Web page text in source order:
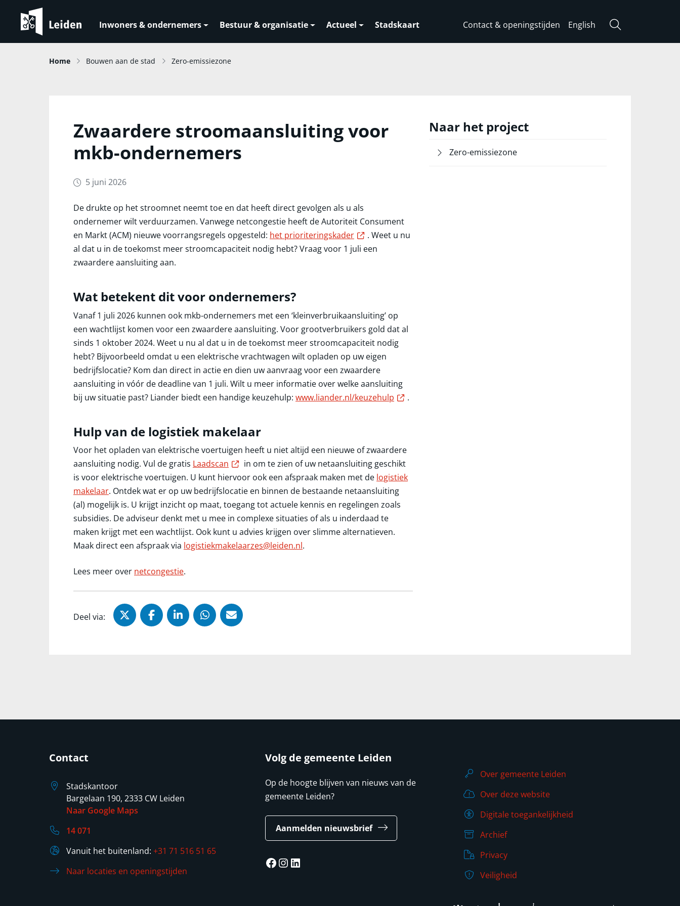
Inwoners & ondernemers Bestuur & organisatie Actueel Stadskaart Contact & openingstijden English Zoeken
Home Bouwen aan de stad Zero-emissiezone
Zwaardere stroomaansluiting voor
mkb-ondernemers
5 juni 2026
De drukte op het stroomnet neemt toe en dat heeft direct gevolgen als u als
ondernemer wilt verduurzamen. Vanwege netcongestie heeft de Autoriteit Consument
en Markt (ACM) nieuwe voorrangsregels opgesteld: het prioriteringskader Externe link
. Weet u nu
al dat u in de toekomst meer stroomcapaciteit nodig hebt? Vraag voor 1 juli een
zwaardere aansluiting aan.
Wat betekent dit voor ondernemers?
Vanaf 1 juli 2026 kunnen ook mkb-ondernemers met een ‘kleinverbruikaansluiting’ op
een wachtlijst komen voor een zwaardere aansluiting. Voor grootverbruikers gold dat al
sinds 1 oktober 2024. Weet u nu al dat u in de toekomst meer stroomcapaciteit nodig
hebt? Bijvoorbeeld omdat u een elektrische vrachtwagen wilt opladen op uw eigen
bedrijfslocatie? Kom dan direct in actie en dien uw aanvraag voor een zwaardere
aansluiting in vóór de deadline van 1 juli. Wilt u meer informatie over welke aansluiting
bij uw situatie past? Liander biedt een handige keuzehulp: www.liander.nl/keuzehulp Externe link
.
Hulp van de logistiek makelaar
Voor het opladen van elektrische voertuigen heeft u niet altijd een nieuwe of zwaardere
aansluiting nodig. Vul de gratis Laadscan Externe link
in om te zien of uw netaansluiting geschikt
is voor elektrische voertuigen. U kunt hiervoor ook een afspraak maken met de logistiek
makelaar. Ontdek wat er op uw bedrijfslocatie en binnen de bestaande netaansluiting
(al) mogelijk is. U krijgt inzicht op maat, toegang tot actuele kennis en regelingen zoals
subsidies. De adviseur denkt met u mee in complexe situaties of als u inderdaad te
maken krijgt met een wachtlijst. Ook kunt u advies krijgen over slimme alternatieven.
Maak direct een afspraak via logistiekmakelaarzes@leiden.nl.
Lees meer over netcongestie.
Deel via: Deel via X (Twitter), opent in nieuw tabblad
Deel via Facebook, opent in nieuw tabblad
Deel via LinkedIn, opent in nieuw tabblad
Deel via WhatsApp, opent in nieuw tabblad
Deel via Mail, opent in nieuw tabblad
Naar het project
Zero-emissiezone
Contact
Stadskantoor
Bargelaan 190, 2333 CW Leiden
Naar Google Maps
14 071
Vanuit het buitenland: +31 71 516 51 65
Naar locaties en openingstijden
Volg de gemeente Leiden
Op de hoogte blijven van nieuws van de
gemeente Leiden?
Aanmelden nieuwsbrief
Facebook
Instagram
LinkedIn
Over gemeente Leiden
Over deze website
Digitale toegankelijkheid
Archief
Privacy
Veiligheid